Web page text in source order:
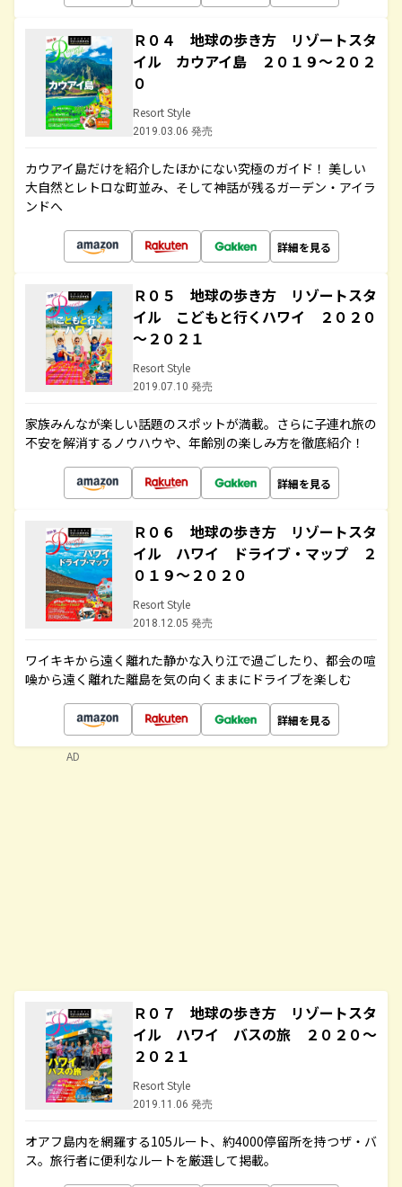
Ｒ０４ 地球の歩き方 リゾートスタ
イル カウアイ島 ２０１９～２０２
０
Resort Style
2019.03.06 発売
カウアイ島だけを紹介したほかにない究極のガイド！ 美しい
大自然とレトロな町並み、そして神話が残るガーデン・アイラ
ンドへ
詳細を見る
Ｒ０５ 地球の歩き方 リゾートスタ
イル こどもと行くハワイ ２０２０
～２０２１
Resort Style
2019.07.10 発売
家族みんなが楽しい話題のスポットが満載。さらに子連れ旅の
不安を解消するノウハウや、年齢別の楽しみ方を徹底紹介！
詳細を見る
Ｒ０６ 地球の歩き方 リゾートスタ
イル ハワイ ドライブ・マップ ２
０１９～２０２０
Resort Style
2018.12.05 発売
ワイキキから遠く離れた静かな入り江で過ごしたり、都会の喧
噪から遠く離れた離島を気の向くままにドライブを楽しむ
詳細を見る
Ｒ０７ 地球の歩き方 リゾートスタ
イル ハワイ バスの旅 ２０２０～
２０２１
Resort Style
2019.11.06 発売
オアフ島内を網羅する105ルート、約4000停留所を持つザ・バ
ス。旅行者に便利なルートを厳選して掲載。
AD